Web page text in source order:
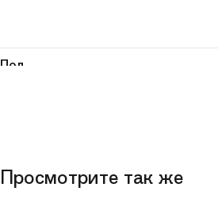
Пол
Просмотрите так же